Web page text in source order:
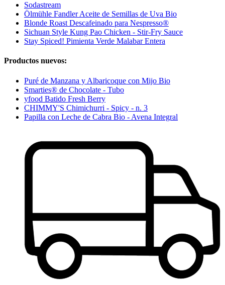
Sodastream
Ölmühle Fandler Aceite de Semillas de Uva Bio
Blonde Roast Descafeinado para Nespresso®
Sichuan Style Kung Pao Chicken - Stir-Fry Sauce
Stay Spiced! Pimienta Verde Malabar Entera
Productos nuevos:
Puré de Manzana y Albaricoque con Mijo Bio
Smarties® de Chocolate - Tubo
yfood Batido Fresh Berry
CHIMMY'S Chimichurri - Spicy - n. 3
Papilla con Leche de Cabra Bio - Avena Integral